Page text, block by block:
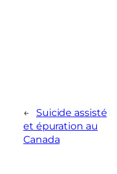
←
Suicide assisté
et épuration au
Canada